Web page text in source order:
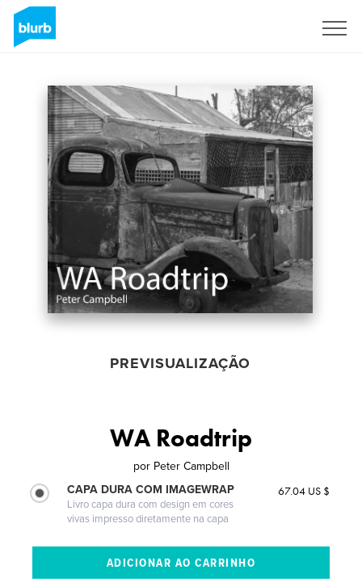
PREVISUALIZAÇÃO
WA Roadtrip
por Peter Campbell
CAPA DURA COM IMAGEWRAP
Livro capa dura com design em cores
vivas impresso diretamente na capa
67.04 US $